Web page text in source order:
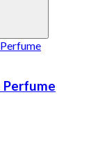
Perfume